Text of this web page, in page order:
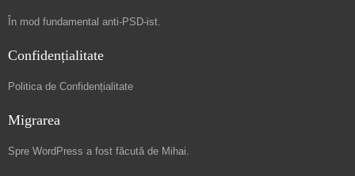
În mod fundamental anti-PSD-ist.
Confidențialitate
Politica de Confidențialitate
Migrarea
Spre WordPress a fost făcută de Mihai.